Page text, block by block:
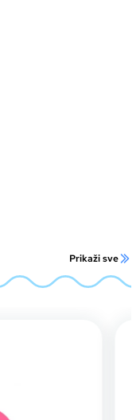
Prikaži sve